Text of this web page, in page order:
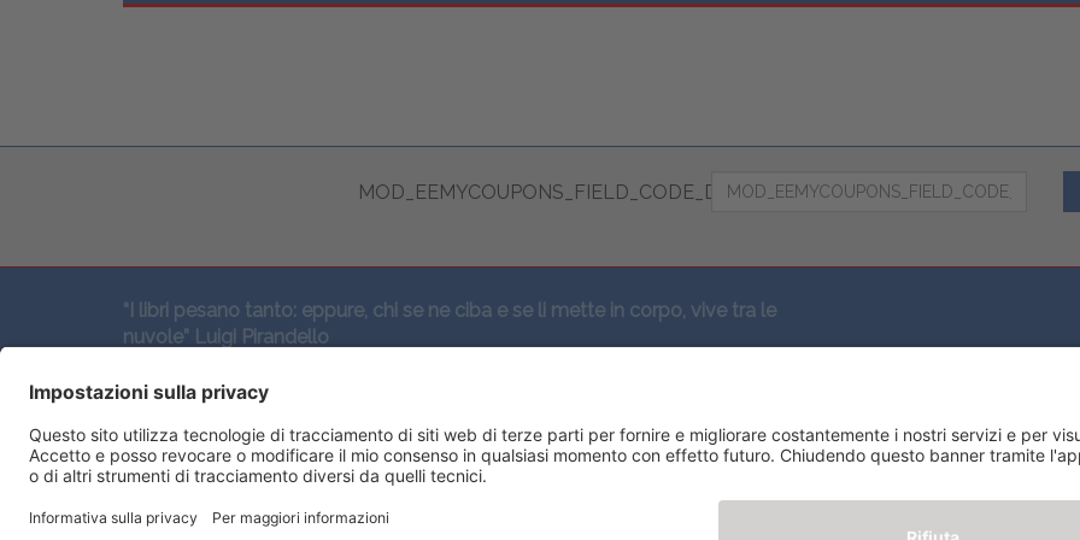
MOD_EEMYCOUPONS_FIELD_CODE_DESC
“I libri pesano tanto: eppure, chi se ne ciba e se li mette in corpo, vive tra le
nuvole” Luigi Pirandello
SEGUICI QUI: